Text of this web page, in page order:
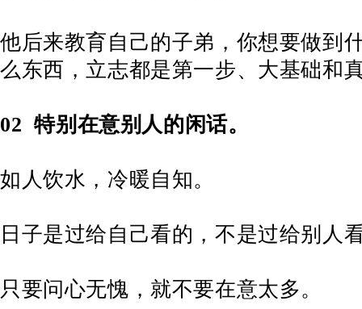
他后来教育自己的子弟，你想要做到
么东西，立志都是第一步、大基础和
02特别在意别人的闲话。
如人饮水，冷暖自知。
日子是过给自己看的，不是过给别人
只要问心无愧，就不要在意太多。